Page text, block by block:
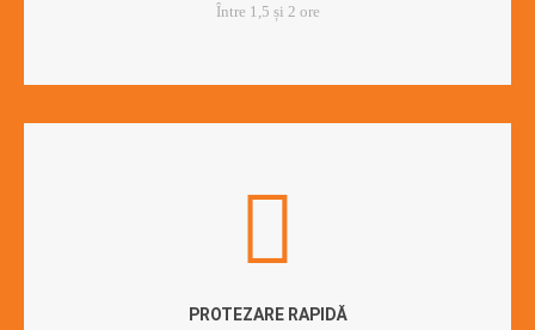
Între 1,5 și 2 ore
PROTEZARE RAPIDĂ